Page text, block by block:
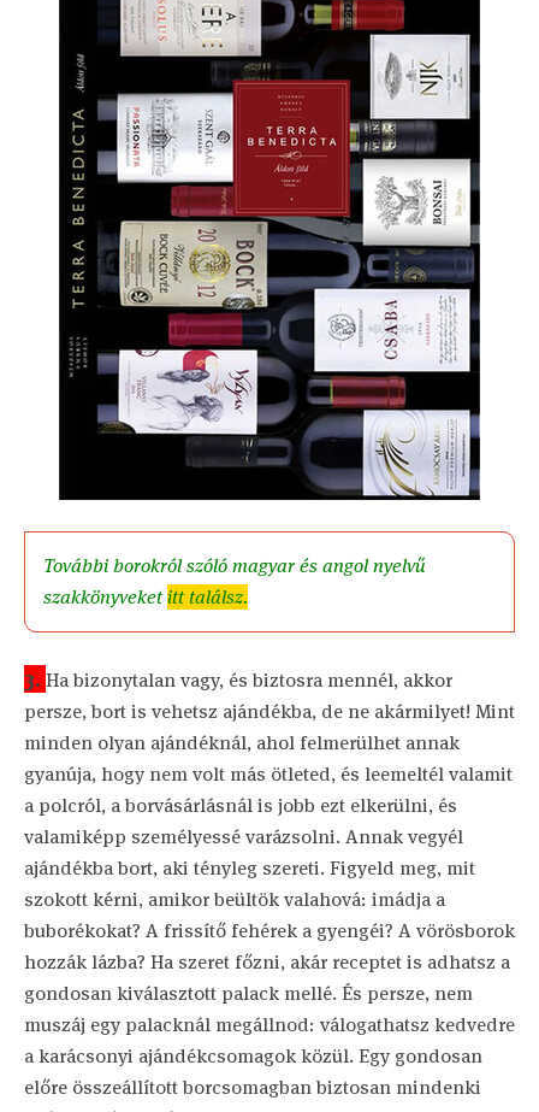
További borokról szóló magyar és angol nyelvű
szakkönyveketitt találsz.
3. Ha bizonytalan vagy, és biztosra mennél, akkor
persze, bort is vehetsz ajándékba, de ne akármilyet! Mint
minden olyan ajándéknál, ahol felmerülhet annak
gyanúja, hogy nem volt más ötleted, és leemeltél valamit
a polcról, a borvásárlásnál is jobb ezt elkerülni, és
valamiképp személyessé varázsolni. Annak vegyél
ajándékba bort, aki tényleg szereti. Figyeld meg, mit
szokott kérni, amikor beültök valahová: imádja a
buborékokat? A frissítő fehérek a gyengéi? A vörösborok
hozzák lázba? Ha szeret főzni, akár receptet is adhatsz a
gondosan kiválasztott palack mellé. És persze, nem
muszáj egy palacknál megállnod: válogathatsz kedvedre
a karácsonyi ajándékcsomagok közül. Egy gondosan
előre összeállított borcsomagban biztosan mindenki